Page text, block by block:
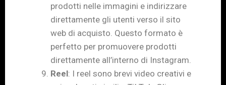
prodotti nelle immagini e indirizzare
direttamente gli utenti verso il sito
web di acquisto. Questo formato è
perfetto per promuovere prodotti
direttamente all’interno di Instagram.
Reel: I reel sono brevi video creativi e